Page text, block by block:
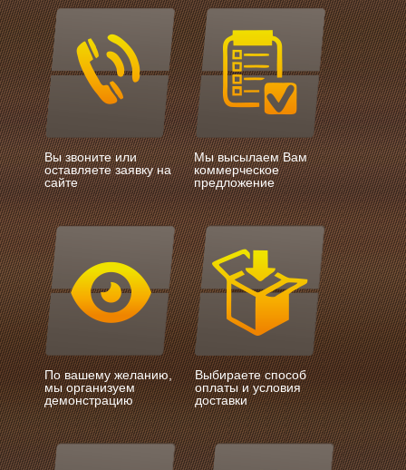
Вы звоните или
оставляете заявку на
сайте
Мы высылаем Вам
коммерческое
предложение
По вашему желанию,
мы организуем
демонстрацию
Выбираете способ
оплаты и условия
доставки